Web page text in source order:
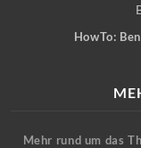
HowTo:
Mehr rund um das